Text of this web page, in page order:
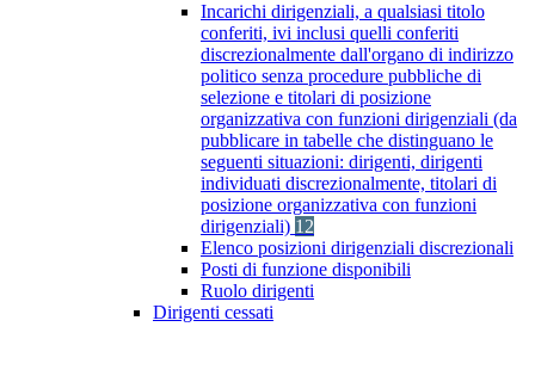
Incarichi dirigenziali, a qualsiasi titolo
conferiti, ivi inclusi quelli conferiti
discrezionalmente dall'organo di indirizzo
politico senza procedure pubbliche di
selezione e titolari di posizione
organizzativa con funzioni dirigenziali (da
pubblicare in tabelle che distinguano le
seguenti situazioni: dirigenti, dirigenti
individuati discrezionalmente, titolari di
posizione organizzativa con funzioni
dirigenziali) 12
Elenco posizioni dirigenziali discrezionali
Posti di funzione disponibili
Ruolo dirigenti
Dirigenti cessati